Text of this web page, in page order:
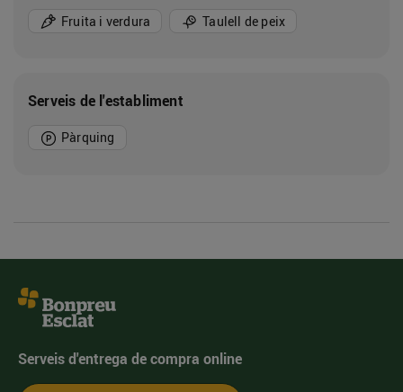
Fruita i verdura Taulell de peix
Serveis de l'establiment
Pàrquing
Serveis d'entrega de compra online